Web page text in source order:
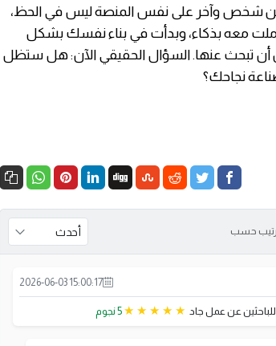
شخص وآخر على نفس المنصة ليس في الحظ،
معه بذكاء، وبدأت في بناء نفسك بشكل
أن تبحث عنها. السؤال الحقيقي الآن: هل ستظل
نجاحك؟
حسب
2026-06-03 15:00:17
عن عمل جاد 5 نجوم